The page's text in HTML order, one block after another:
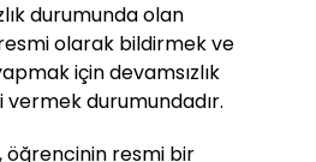
durumunda olan
olarak bildirmek ve
için devamsızlık
durumundadır.
öğrencinin resmi bir